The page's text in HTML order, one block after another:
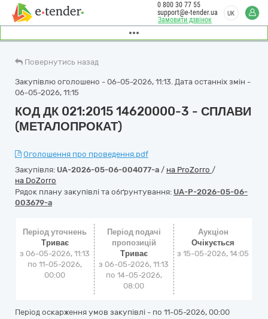
Замовити дзвінок
0 800 30 77 55
support@e-tender.ua
UK
Повернутись назад
Закупівлю оголошено - 06-05-2026, 11:13. Дата останніх змін -
06-05-2026, 11:15
КОД ДК 021:2015 14620000-3 - СПЛАВИ
(МЕТАЛОПРОКАТ)
Оголошення про проведення.pdf
Закупівля: UA-2026-05-06-004077-a / на ProZorro /
на DoZorro
Рядок плану закупівлі та обґрунтування: UA-P-2026-05-06-
003679-a
Період уточнень
Триває
з 06-05-2026, 11:13
по 11-05-2026,
00:00
Період подачі
пропозицій
Триває
з 06-05-2026, 11:13
по 14-05-2026,
08:00
Аукціон
Очікується
з15-05-2026, 14:05
Період оскарження умов закупівлі - по 11-05-2026, 00:00